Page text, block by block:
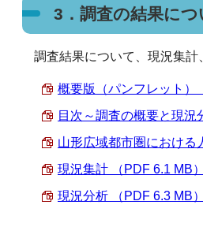
3．調査の結果につ
調査結果について、現況集計
概要版（パンフレット）
目次～調査の概要と現況
山形広域都市圏における
現況集計 （PDF 6.1 MB）
現況分析 （PDF 6.3 MB）